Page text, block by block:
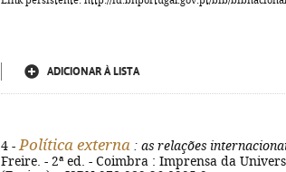
ADICIONAR À LISTA
4 - Política externa : as relações
Freire. - 2ª ed. - Coimbra : Imprensa da